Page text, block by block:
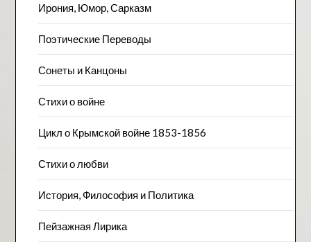
Ирония, Юмор, Сарказм
Поэтические Переводы
Сонеты и Канцоны
Стихи о войне
Цикл о Крымской войне 1853-1856
Стихи о любви
История, Философия и Политика
Пейзажна​я Лирика